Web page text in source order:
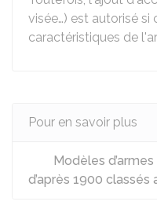
visée…) est autorisé si
caractéristiques de
Pour en savoir plus
Modèles
d’après 1900